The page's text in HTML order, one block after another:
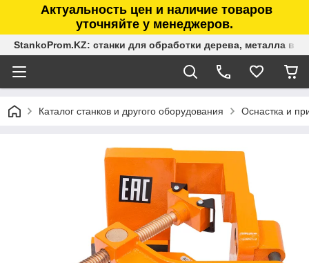
Актуальность цен и наличие товаров
уточняйте у менеджеров.
StankoProm.KZ: станки для обработки дерева, металла в
Каталог станков и другого оборудования Оснастка и